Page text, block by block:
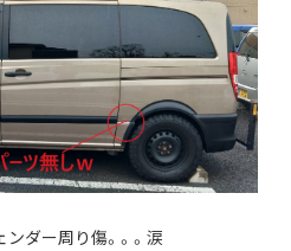
ダー周り傷。。。涙